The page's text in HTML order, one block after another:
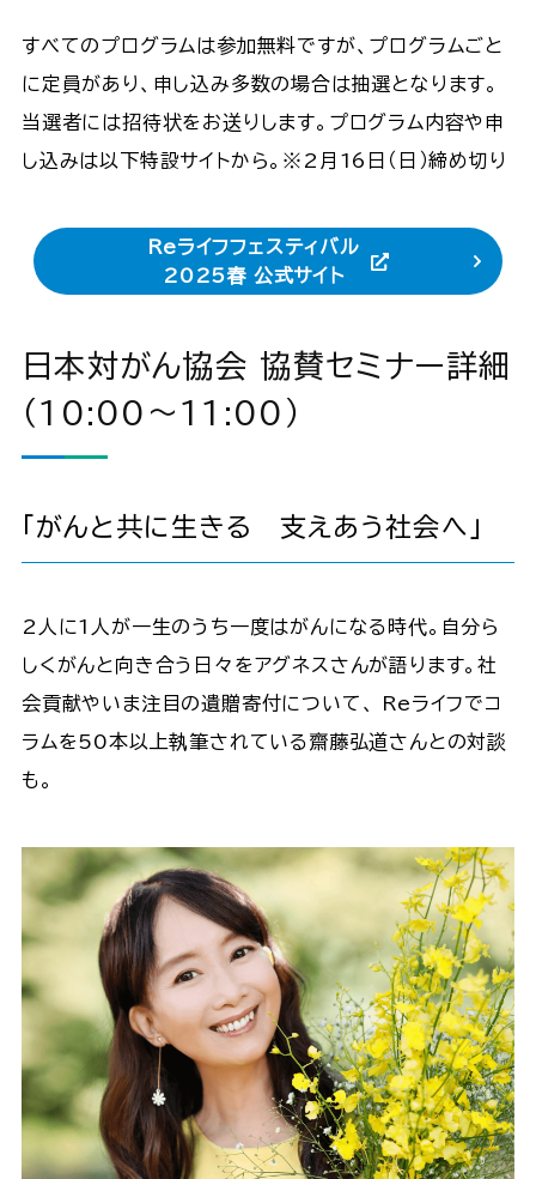
すべてのプログラムは参加無料ですが、プログラムごと
に定員があり、申し込み多数の場合は抽選となります。
当選者には招待状をお送りします。プログラム内容や申
し込みは以下特設サイトから。※2月16日（日）締め切り
Reライフフェスティバル
2025春 公式サイト
日本対がん協会 協賛セミナー詳細
（10:00～11:00）
「がんと共に生きる 支えあう社会へ」​
2人に1人が一生のうち一度はがんになる時代。自分ら
しくがんと向き合う日々をアグネスさんが語ります。社
会貢献やいま注目の遺贈寄付について、 Reライフでコ
ラムを50本以上執筆されている齋藤弘道さんとの対談
も。